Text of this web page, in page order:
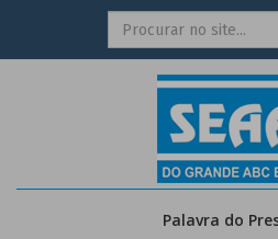
Palavra do